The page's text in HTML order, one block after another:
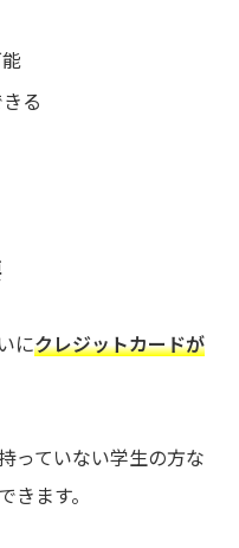
る
にクレジットカードが
っていない学生の方な
きます。